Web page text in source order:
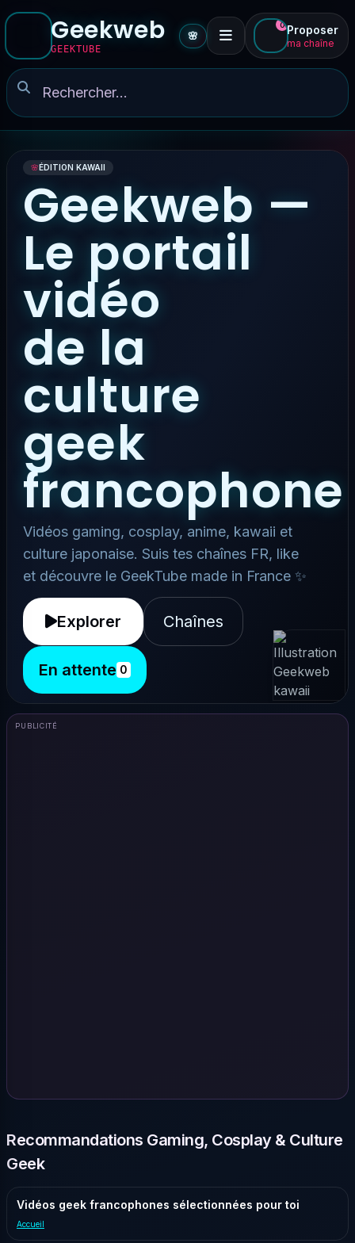
Geekweb
GEEKTUBE
🌸
0 Proposer
ma chaîne
🌸ÉDITION KAWAII
Geekweb —
Le portail
vidéo
de la
culture
geek
francophone
Vidéos gaming, cosplay, anime, kawaii et
culture japonaise. Suis tes chaînes FR, like
et découvre le GeekTube made in France ✨
Explorer Chaînes
En attente 0
PUBLICITÉ
Recommandations Gaming, Cosplay & Culture
Geek
Vidéos geek francophones sélectionnées pour toi
Accueil